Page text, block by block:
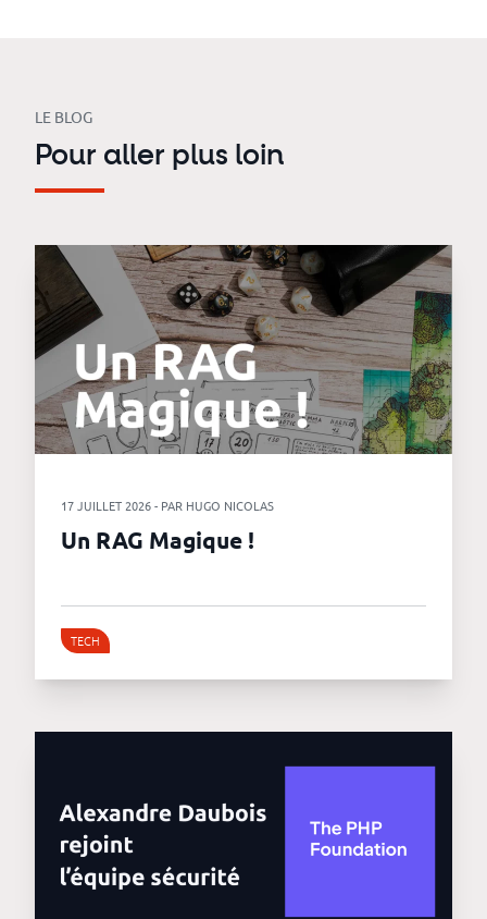
LE BLOG
Pour aller plus loin
17 JUILLET 2026 - PAR HUGO NICOLAS
Un RAG Magique !
TECH